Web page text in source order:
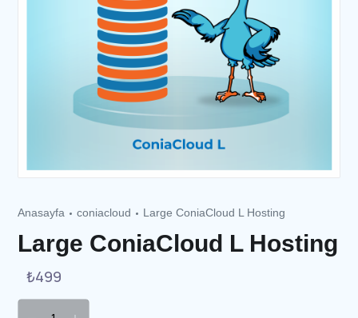
Anasayfa coniacloud Large ConiaCloud L Hosting
Large ConiaCloud L Hosting
₺499